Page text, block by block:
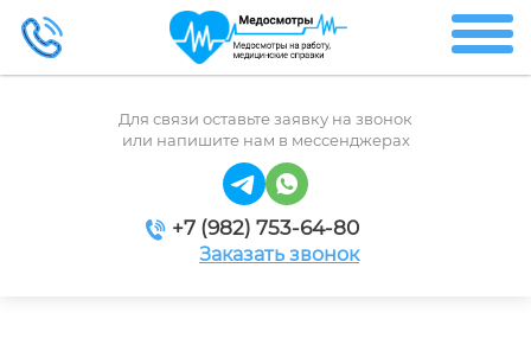
Для связи оставьте заявку на звонок
или напишите нам в мессенджерах
+7 (982) 753-64-80
Заказать звонок